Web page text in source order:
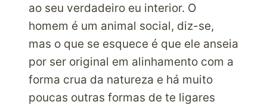
ao seu verdadeiro eu interior. O
homem é um animal social, diz-se,
mas o que se esquece é que ele anseia
por ser original em alinhamento com a
forma crua da natureza e há muito
poucas outras formas de te ligares